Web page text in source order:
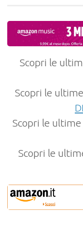
Scopri le
Scopri le ultime
Scopri le ultime
Scopri le